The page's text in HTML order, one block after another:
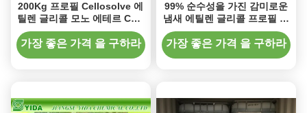
200Kg 프로필 Cellosolve 에
틸렌 글리콜 모노 에테르 CAS
번호 2807-30-9
가장 좋은 가격 을 구하라
99% 순수성을 가진 감미로운
냄새 에틸렌 글리콜 프로필 에
테르 액체 2-Propoxyethanol
가장 좋은 가격 을 구하라